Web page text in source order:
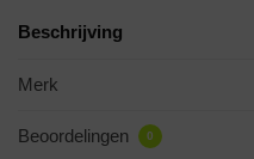
Beschrijving
Merk
Beoordelingen 0